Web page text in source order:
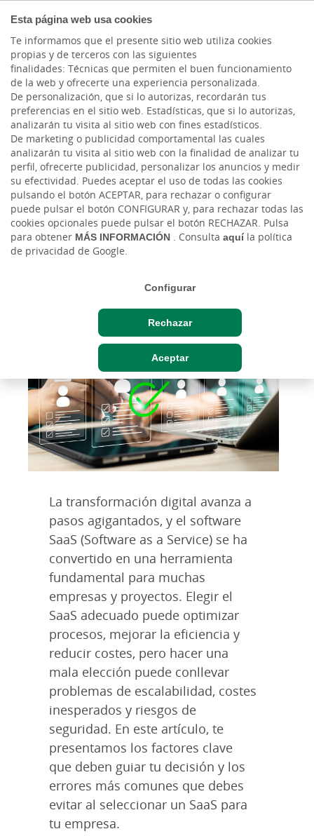
Esta página web usa cookies
Te informamos que el presente sitio web utiliza cookies
propias y de terceros con las siguientes
finalidades: Técnicas que permiten el buen funcionamiento
de la web y ofrecerte una experiencia personalizada.
De personalización, que si lo autorizas, recordarán tus
preferencias en el sitio web. Estadísticas, que si lo autorizas,
analizarán tu visita al sitio web con fines estadísticos.
De marketing o publicidad comportamental las cuales
analizarán tu visita al sitio web con la finalidad de analizar tu
perfil, ofrecerte publicidad, personalizar los anuncios y medir
su efectividad. Puedes aceptar el uso de todas las cookies
pulsando el botón ACEPTAR, para rechazar o configurar
puede pulsar el botón CONFIGURAR y, para rechazar todas las
cookies opcionales puede pulsar el botón RECHAZAR. Pulsa
para obtener MÁS INFORMACIÓN . Consulta aquíla política
de privacidad de Google.
Configurar
Rechazar
Aceptar
Actualidad
Cómo Elegir el Software
SaaS Ideal para tu
PYME: Factores Clave y
Errores Comunes a
Evitar
La transformación digital avanza a
pasos agigantados, y el software
SaaS (Software as a Service) se ha
convertido en una herramienta
fundamental para muchas
empresas y proyectos. Elegir el
SaaS adecuado puede optimizar
procesos, mejorar la eficiencia y
reducir costes, pero hacer una
mala elección puede conllevar
problemas de escalabilidad, costes
inesperados y riesgos de
seguridad. En este artículo, te
presentamos los factores clave
que deben guiar tu decisión y los
errores más comunes que debes
evitar al seleccionar un SaaS para
tu empresa.